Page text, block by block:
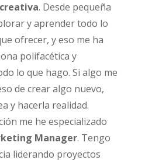
creativa. Desde pequeña
y aprender todo lo
ofrecer, y eso me ha
polifacética y
lo que hago. Si algo me
de crear algo nuevo,
y hacerla realidad.
me he especializado
Manager. Tengo
liderando proyectos